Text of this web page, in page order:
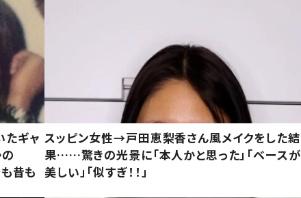
たギャ
も昔も
スッピン女性→戸田恵梨香さん風メイクをした結
果……驚きの光景に「本人かと思った」「ベースが
美しい」「似すぎ！！」